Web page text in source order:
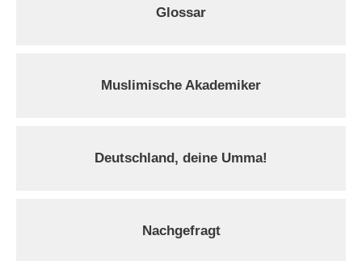
Glossar
Muslimische Akademiker
Deutschland, deine Umma!
Nachgefragt